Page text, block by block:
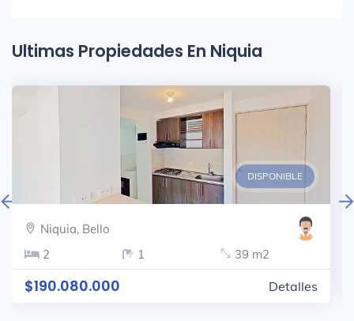
Ultimas Propiedades En Niquia
DISPONIBLE
Niquia, Bello
2
1 39 m2
$190.080.000 Detalles